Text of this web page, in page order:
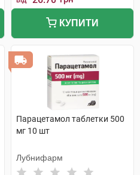
КУПИТИ
Парацетамол таблетки 500
мг 10 шт
Лубнифарм